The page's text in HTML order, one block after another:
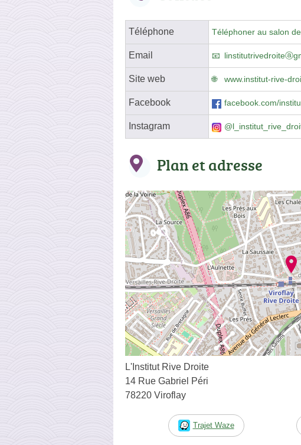
Téléphone Téléphoner au salon
Email
Site web www.institut-rive-
Facebook facebook.com/
Instagram
Plan et adresse
L'Institut Rive Droite
14 Rue Gabriel Péri
78220 Viroflay
Trajet Waze